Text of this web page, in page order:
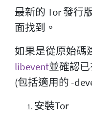
最新的 Tor 發行
面找到。
如果是從原始碼
libevent並確認已
(包括適用的 -
安裝Tor